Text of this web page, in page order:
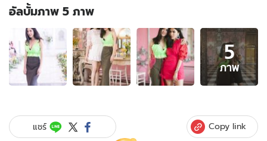
อัลบั้มภาพ 5 ภาพ
อัลบั้ม
ภาพ
5
ภาพ
ของ
ศยา
แหวก
5
ภาพ
แชร์ Copy link